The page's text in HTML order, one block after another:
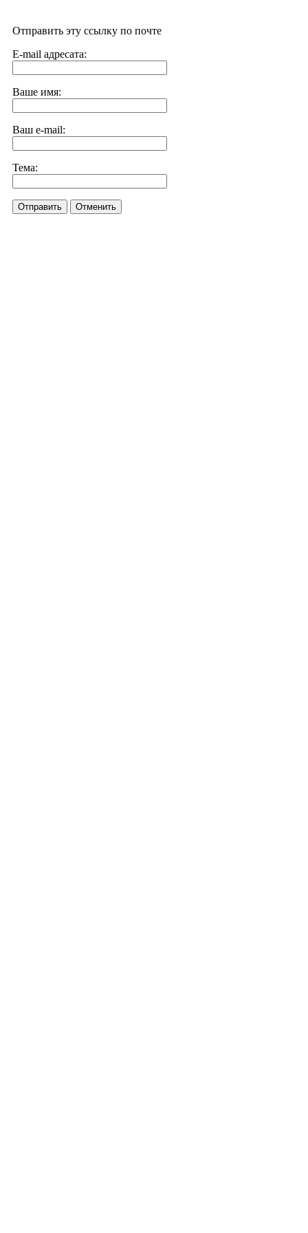
Отправить эту ссылку по почте
E-mail адресата:
Ваше имя:
Ваш e-mail:
Тема:
Отправить Отменить